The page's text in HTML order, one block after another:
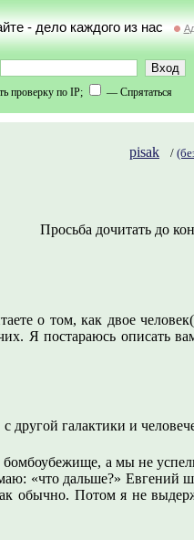
- дело каждого из нас
проверку по IP; — Спрятаться
pisak /
Просьба дочитать до
о том, как двое
Я постараюсь описать
галактики и
а мы не
«что дальше?» Евгений
обычно. Потом я не